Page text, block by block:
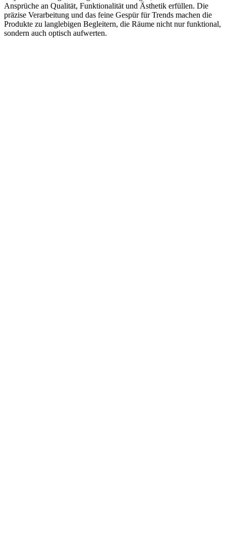
Ansprüche an Qualität, Funktionalität und Ästhetik erfüllen. Die
präzise Verarbeitung und das feine Gespür für Trends machen die
Produkte zu langlebigen Begleitern, die Räume nicht nur funktional,
sondern auch optisch aufwerten.